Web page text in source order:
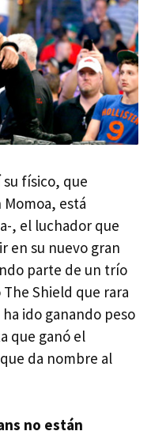
su físico, que
está
, el luchador que
en su nuevo gran
parte de un trío
Shield que rara
ido ganando peso
que ganó el
da nombre al
no están